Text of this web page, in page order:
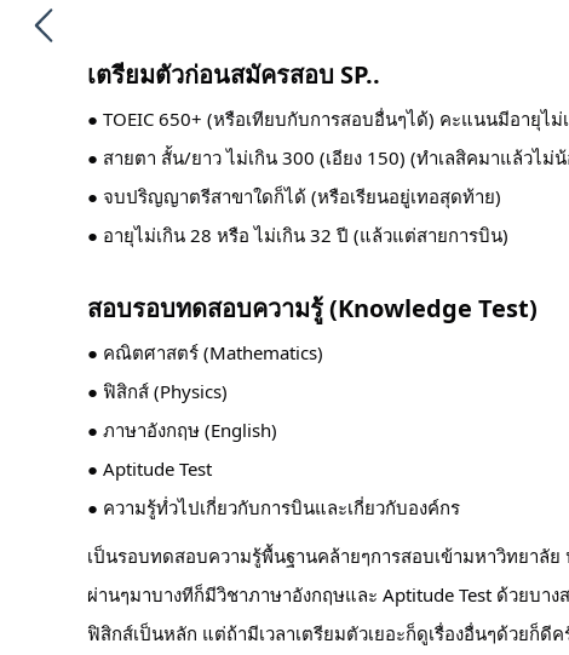
เตรียมตัวก่อนสมัครสอบ SP..
● TOEIC 650+ (หรือเทียบกับการสอบอื่นๆได้) คะแนนมีอายุไม่
● สายตา สั้น/ยาว ไม่เกิน 300 (เอียง 150) (ทำเลสิคมาแล้วไม่
● จบปริญญาตรีสาขาใดก็ได้ (หรือเรียนอยู่เทอสุดท้าย)
● อายุไม่เกิน 28 หรือ ไม่เกิน 32 ปี (แล้วแต่สายการบิน)
สอบรอบทดสอบความรู้ (Knowledge Test)
● คณิตศาสตร์ (Mathematics)
● ฟิสิกส์ (Physics)
● ภาษาอังกฤษ (English)
● Aptitude Test
● ความรู้ทํ่วไปเกี่ยวกับการบินและเกี่ยวกับองค์กร
เป็นรอบทดสอบความรู้พื้นฐานคล้ายๆการสอบเข้ามหาวิทยาลัย
ผ่านๆมาบางทีก็มีวิชาภาษาอังกฤษและ Aptitude Test ด้วยบา
ฟิสิกส์เป็นหลัก แต่ถ้ามีเวลาเตรียมตัวเยอะก็ดูเรื่องอื่นๆด้วยก็